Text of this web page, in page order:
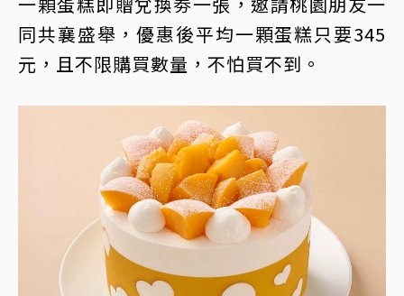
同共襄盛舉，優惠後平均一顆蛋糕只要345
元，且不限購買數量，不怕買不到。